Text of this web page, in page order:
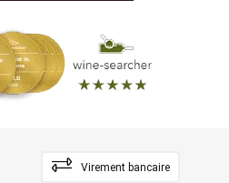
Virement bancaire